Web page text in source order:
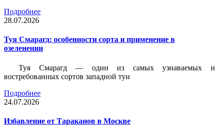
Подробнее
28.07.2026
Туя Смарагд: особенности сорта и применение в
озеленении
Туя Смарагд — один из самых узнаваемых и
востребованных сортов западной туи
Подробнее
24.07.2026
Избавление от Тараканов в Москве